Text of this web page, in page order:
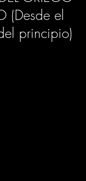
(Desde el
principio)